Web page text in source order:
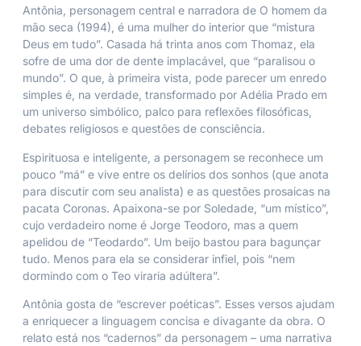
Antônia, personagem central e narradora de O homem da
mão seca (1994), é uma mulher do interior que “mistura
Deus em tudo”. Casada há trinta anos com Thomaz, ela
sofre de uma dor de dente implacável, que “paralisou o
mundo”. O que, à primeira vista, pode parecer um enredo
simples é, na verdade, transformado por Adélia Prado em
um universo simbólico, palco para reflexões filosóficas,
debates religiosos e questões de consciência.
Espirituosa e inteligente, a personagem se reconhece um
pouco “má” e vive entre os delírios dos sonhos (que anota
para discutir com seu analista) e as questões prosaicas na
pacata Coronas. Apaixona-se por Soledade, “um místico”,
cujo verdadeiro nome é Jorge Teodoro, mas a quem
apelidou de “Teodardo”. Um beijo bastou para bagunçar
tudo. Menos para ela se considerar infiel, pois “nem
dormindo com o Teo viraria adúltera”.
Antônia gosta de “escrever poéticas”. Esses versos ajudam
a enriquecer a linguagem concisa e divagante da obra. O
relato está nos “cadernos” da personagem – uma narrativa